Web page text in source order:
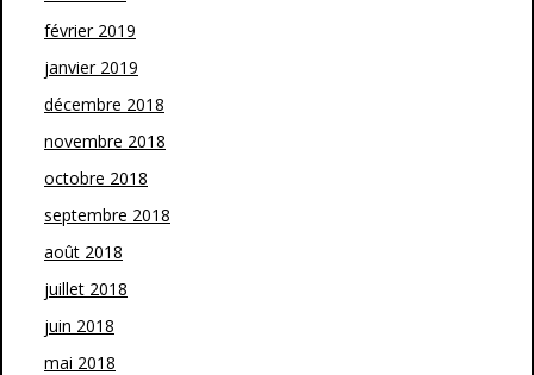
février 2019
janvier 2019
décembre 2018
novembre 2018
octobre 2018
septembre 2018
août 2018
juillet 2018
juin 2018
mai 2018